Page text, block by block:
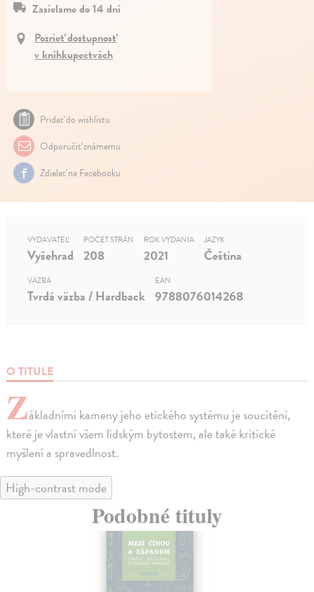
Zasielame do 14 dní
Pozrieť dostupnosť
v kníhkupectvách
Pridať do wishlistu
Odporučiť známemu
Zdielať na Facebooku
O TITULE
Základními kameny jeho etického systému je soucítění,
které je vlastní všem lidským bytostem, ale také kritické
myšlení a spravedlnost.
VYDAVATEĽ
Vyšehrad
POČET STRÁN
208
ROK VYDANIA
2021
JAZYK
Čeština
VÄZBA
Tvrdá väzba / Hardback
EAN
9788076014268
High-contrast mode
Podobné tituly